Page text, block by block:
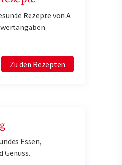
Rezepte von A
Zu den Rezepten
Essen,
Genuss.